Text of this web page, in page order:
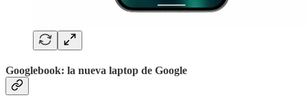
Googlebook: la nueva laptop de Google